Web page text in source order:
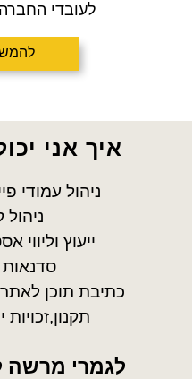
לעובדי
איך אני
ניהול עמודי
ניהול
ייעוץ וליווי
כתיבת תוכן
לגמרי מרשה